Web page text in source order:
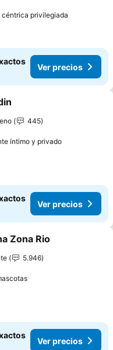
privilegiada
Ver precios
a favoritos
445
íntimo y privadoVer precios
Ver precios
a favoritos
Zona Rio
5.946
Ver precios
Ver precios